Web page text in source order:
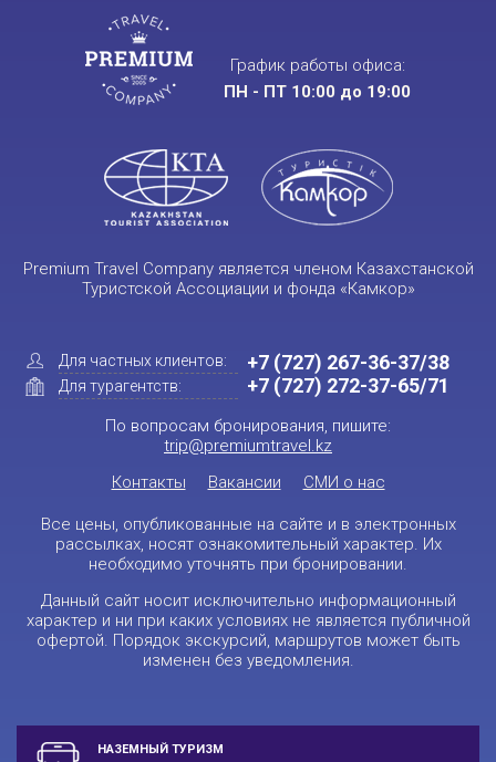
График работы офиса:
ПН - ПТ 10:00 до 19:00
Premium Travel Company является членом Казахстанской
Туристской Ассоциации и фонда «Камкор»
Для частных клиентов:
Для турагентств:
+7 (727) 267-36-37/38
+7 (727) 272-37-65/71
По вопросам бронирования, пишите:
trip@premiumtravel.kz
Контакты
Вакансии СМИ о нас
Все цены, опубликованные на сайте и в электронных
рассылках, носят ознакомительный характер. Их
необходимо уточнять при бронировании.
Данный сайт носит исключительно информационный
характер и ни при каких условиях не является публичной
офертой. Порядок экскурсий, маршрутов может быть
изменен без уведомления.
НАЗЕМНЫЙ ТУРИЗМ